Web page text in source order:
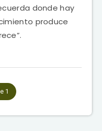
donde hay
produce
1